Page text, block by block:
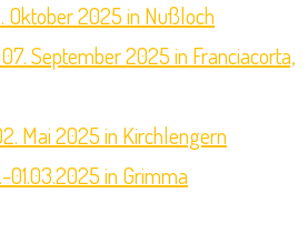
Oktober 2025 in Nußloch
September 2025 in Franciacorta,
Mai 2025 in Kirchlengern
01.03.2025 in Grimma